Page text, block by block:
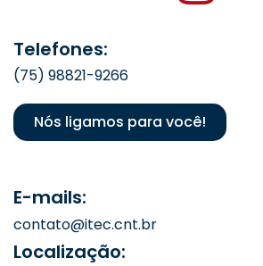
Telefones:
(75) 98821-9266
Nós ligamos para você!
E-mails:
contato@itec.cnt.br
Localização: